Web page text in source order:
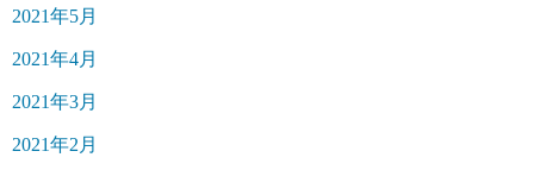
2021年5月
2021年4月
2021年3月
2021年2月